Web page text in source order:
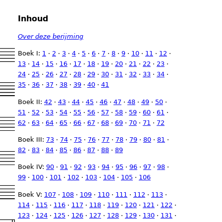
Inhoud
Over deze berijming
Boek I: 1 · 2 · 3 · 4 · 5 · 6 · 7 · 8 · 9 · 10 · 11 · 12 ·
13 · 14 · 15 · 16 · 17 · 18 · 19 · 20 · 21 · 22 · 23 ·
24 · 25 · 26 · 27 · 28 · 29 · 30 · 31 · 32 · 33 · 34 ·
35 · 36 · 37 · 38 · 39 · 40 · 41
Boek II: 42 · 43 · 44 · 45 · 46 · 47 · 48 · 49 · 50 ·
51 · 52 · 53 · 54 · 55 · 56 · 57 · 58 · 59 · 60 · 61 ·
62 · 63 · 64 · 65 · 66 · 67 · 68 · 69 · 70 · 71 · 72
Boek III: 73 · 74 · 75 · 76 · 77 · 78 · 79 · 80 · 81 ·
82 · 83 · 84 · 85 · 86 · 87 · 88 · 89
Boek IV: 90 · 91 · 92 · 93 · 94 · 95 · 96 · 97 · 98 ·
99 · 100 · 101 · 102 · 103 · 104 · 105 · 106
Boek V: 107 · 108 · 109 · 110 · 111 · 112 · 113 ·
114 · 115 · 116 · 117 · 118 · 119 · 120 · 121 · 122 ·
123 · 124 · 125 · 126 · 127 · 128 · 129 · 130 · 131 ·